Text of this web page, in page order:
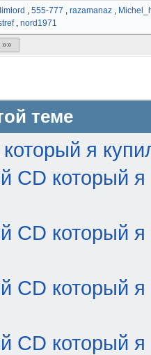
, 555-777 , razamanaz ,
, nord1971
теме
я
CD который я
CD который я
CD который я
CD который я